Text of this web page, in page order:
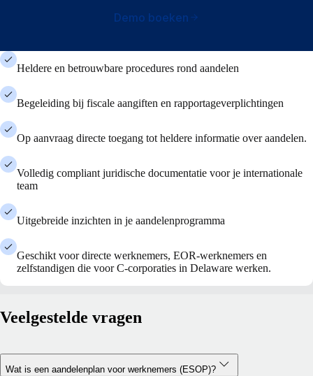
Demo boeken
Heldere en betrouwbare procedures rond aandelen
Begeleiding bij fiscale aangiften en rapportageverplichtingen
Op aanvraag directe toegang tot heldere informatie over aandelen.
Volledig compliant juridische documentatie voor je internationale
team
Uitgebreide inzichten in je aandelenprogramma
Geschikt voor directe werknemers, EOR-werknemers en
zelfstandigen die voor C-corporaties in Delaware werken.
Veelgestelde vragen
​​​Wat is een aandelenplan voor werknemers (ESOP)?